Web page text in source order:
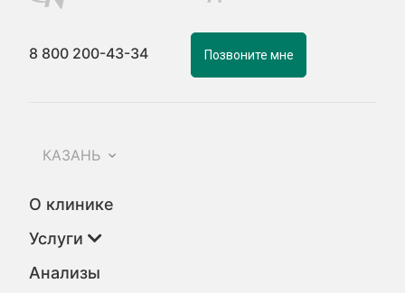
8 800 200-43-34 Позвоните мне
КАЗАНЬ
О клинике
Услуги
Анализы